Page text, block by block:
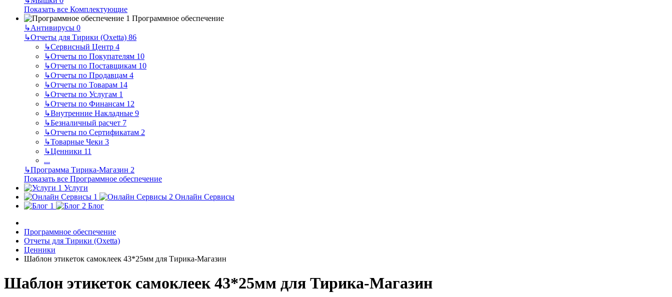
Показать все Комплектующие
Программное обеспечение
↳Антивирусы 0
↳Отчеты для Тирики (Oxetta) 86
↳Сервисный Центр 4
↳Отчеты по Покупателям 10
↳Отчеты по Поставщикам 10
↳Отчеты по Продавцам 4
↳Отчеты по Товарам 14
↳Отчеты по Услугам 1
↳Отчеты по Финансам 12
↳Внутренние Накладные 9
↳Безналичный расчет 7
↳Отчеты по Сертификатам 2
↳Товарные Чеки 3
↳Ценники 11
...
↳Программа Тирика-Магазин 2
Показать все Программное обеспечение
Услуги
Онлайн Сервисы
Блог
Программное обеспечение
Отчеты для Тирики (Oxetta)
Ценники
Шаблон этикеток самоклеек 43*25мм для Тирика-Магазин
Шаблон этикеток самоклеек 43*25мм для Тирика-Магазин